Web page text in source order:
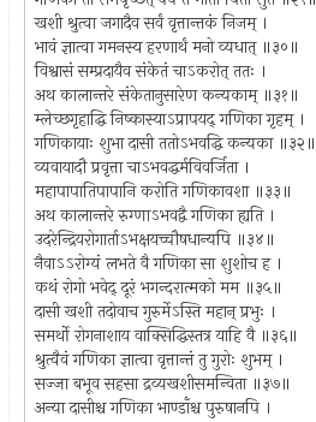
खशी श्रुत्वा जगादैव सर्वं वृत्तान्तकं निजम् ।
भावं ज्ञात्वा गमनस्य हरणार्थं मनो व्यधात् ॥३०॥
विश्वासं सम्प्रदायैव संकेतं चाऽकरोत् ततः ।
अथ कालान्तरे संकेतानुसारेण कन्यकाम् ॥३१॥
म्लेच्छगृहाद्धि निष्कास्याऽप्रापयद् गणिका गृहम् ।
गणिकायाः शुभा दासी ततोऽभवद्धि कन्यका ॥३२॥
व्यवायादौ प्रवृत्ता चाऽभवद्धर्मविवर्जिता ।
महापापातिपापानि करोति गणिकावशा ॥३३॥
अथ कालान्तरे रुग्णाऽभवद्वै गणिका ह्यति ।
उदरेन्द्रियरोगार्ताऽभक्षयच्चौषधान्यपि ॥३४॥
नैवाऽऽरोग्यं लभते वै गणिका सा शुशोच ह ।
कथं रोगो भवेद् दूरं भगन्दरात्मको मम ॥३५॥
दासी खशी तदोवाच गुरुर्मेऽस्ति महान् प्रभुः ।
समर्थो रोगनाशाय वाक्सिद्धिस्तत्र याहि वै ॥३६॥
श्रुत्वैवं गणिका ज्ञात्वा वृत्तान्तं तु गुरोः शुभम् ।
सज्जा बभूव सहसा द्रव्यखशीसमन्विता ॥३७॥
अन्या दासीश्च गणिका भाण्डाँश्च पुरुषानपि ।